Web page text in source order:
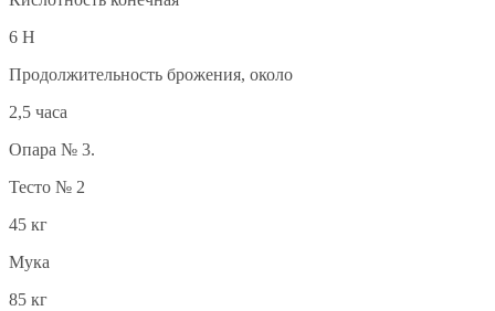
6 Н
Продолжительность брожения, около
2,5 часа
Опара № 3.
Тесто № 2
45 кг
Мука
85 кг